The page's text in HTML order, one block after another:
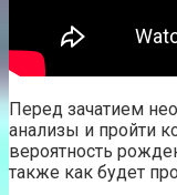
Перед зачатием
анализы и пройти
вероятность
также как будет